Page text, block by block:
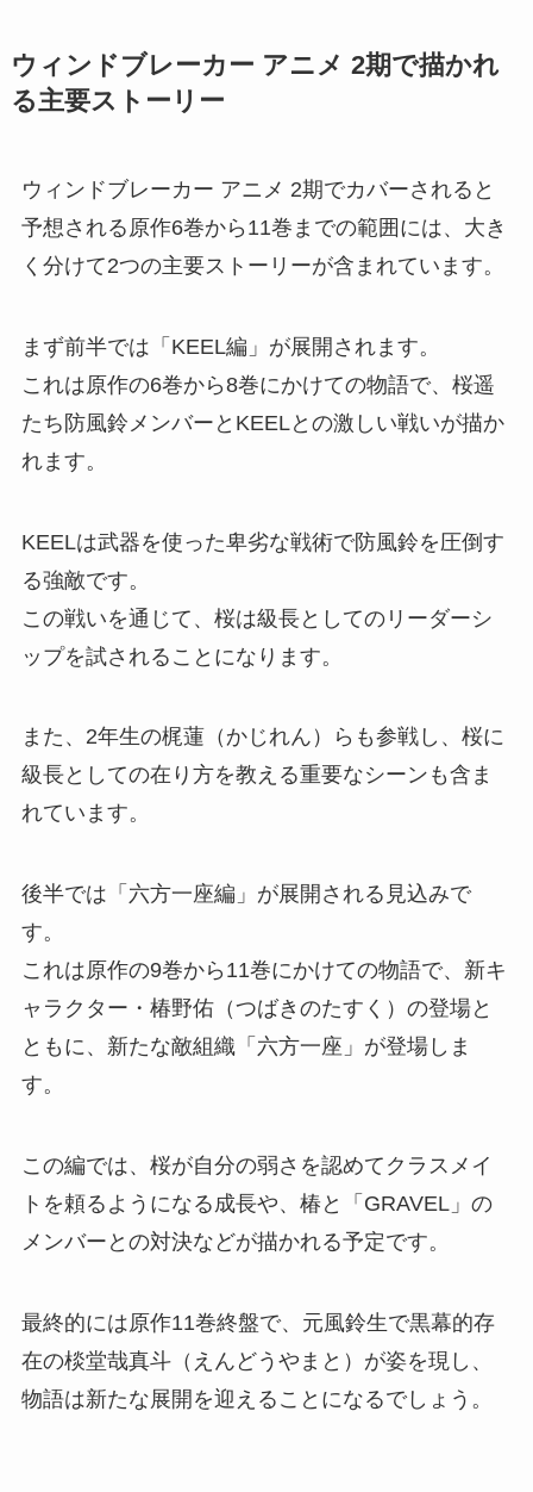
ウィンドブレーカー アニメ 2期で描かれ
る主要ストーリー
ウィンドブレーカー アニメ 2期でカバーされると
予想される原作6巻から11巻までの範囲には、大き
く分けて2つの主要ストーリーが含まれています。
まず前半では「KEEL編」が展開されます。
これは原作の6巻から8巻にかけての物語で、桜遥
たち防風鈴メンバーとKEELとの激しい戦いが描か
れます。
KEELは武器を使った卑劣な戦術で防風鈴を圧倒す
る強敵です。
この戦いを通じて、桜は級長としてのリーダーシ
ップを試されることになります。
また、2年生の梶蓮（かじれん）らも参戦し、桜に
級長としての在り方を教える重要なシーンも含ま
れています。
後半では「六方一座編」が展開される見込みで
す。
これは原作の9巻から11巻にかけての物語で、新キ
ャラクター・椿野佑（つばきのたすく）の登場と
ともに、新たな敵組織「六方一座」が登場しま
す。
この編では、桜が自分の弱さを認めてクラスメイ
トを頼るようになる成長や、椿と「GRAVEL」の
メンバーとの対決などが描かれる予定です。
最終的には原作11巻終盤で、元風鈴生で黒幕的存
在の棪堂哉真斗（えんどうやまと）が姿を現し、
物語は新たな展開を迎えることになるでしょう。